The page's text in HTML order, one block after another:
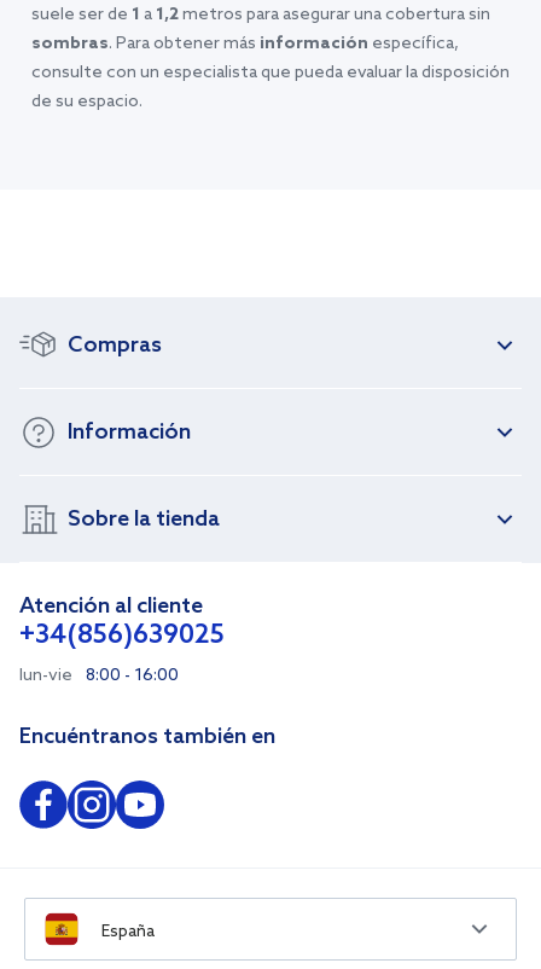
suele ser de 1 a 1,2metros para asegurar una cobertura sin
sombras. Para obtener más información específica,
consulte con un especialista que pueda evaluar la disposición
de su espacio.
Compras
Información
Sobre la tienda
Atención al cliente
+34(856)639025
lun-vie 8:00 - 16:00
Encuéntranos también en
España